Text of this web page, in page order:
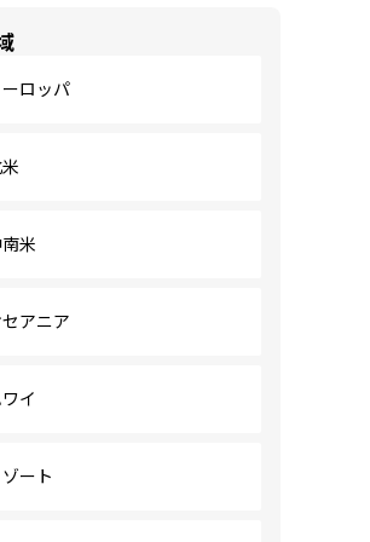
ロッパ
米
アニア
イ
ート